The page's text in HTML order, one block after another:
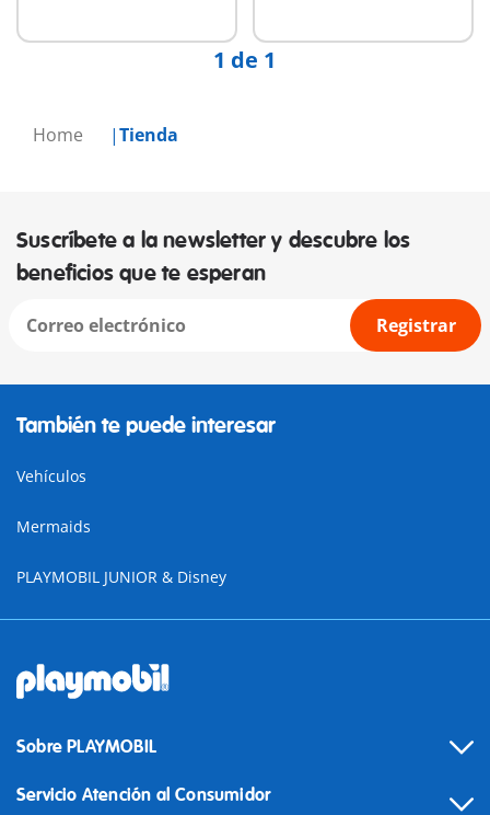
Home Tienda
1 de 1
Suscríbete a la newsletter y descubre los
beneficios que te esperan
Registrar
También te puede interesar
Vehículos
Mermaids
PLAYMOBIL JUNIOR & Disney
Sobre PLAYMOBIL
Servicio Atención al Consumidor